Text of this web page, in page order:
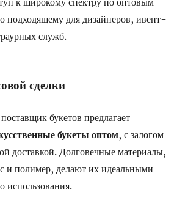
подходящему для дизайнеров, ивент-
служб.
сделки
букетов предлагает
букеты оптом, с залогом
доставкой. Долговечные материалы,
и полимер, делают их идеальными
использования.